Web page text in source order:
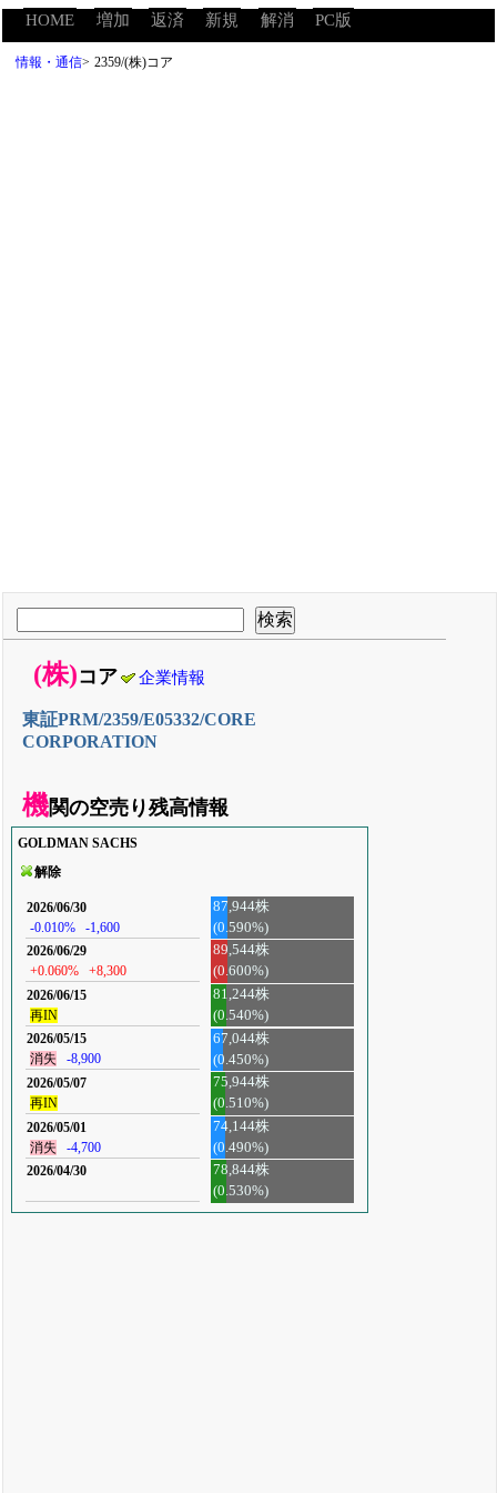
HOME 増加 返済 新規 解消 PC版
情報・通信> 2359/(株)コア
(株)コア 企業情報
東証PRM/2359/E05332/CORE
CORPORATION
機関の空売り残高情報
GOLDMAN SACHS
解除
2026/06/30
-0.010%
-1,600
87,944株
(0.590%)
2026/06/29
+0.060%
+8,300
89,544株
(0.600%)
2026/06/15
再IN
81,244株
(0.540%)
2026/05/15
消失
-8,900
67,044株
(0.450%)
2026/05/07
再IN
75,944株
(0.510%)
2026/05/01
消失
-4,700
74,144株
(0.490%)
2026/04/30
78,844株
(0.530%)